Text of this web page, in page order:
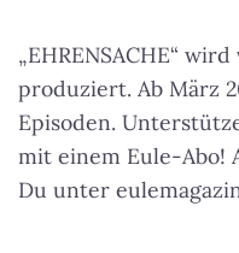
„EHRENSACHE“ wird
produziert. Ab März
Episoden.
mit einem Eule-Abo!
Du unter